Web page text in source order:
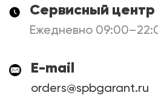
Сервисный центр
Ежедневно
E-mail
orders@spbgarant.ru